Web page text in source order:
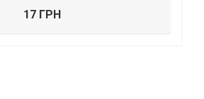
17 ГРН